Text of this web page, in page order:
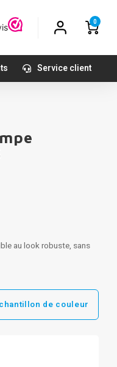
0
Service client
au look robuste, sans
de couleur